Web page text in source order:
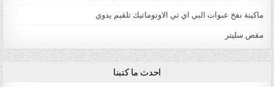
ماكينة نفخ عبوات البي اي تي الاوتوماتيك تلقيم يدوي
مقص سليتر
احدث ما كتبنا